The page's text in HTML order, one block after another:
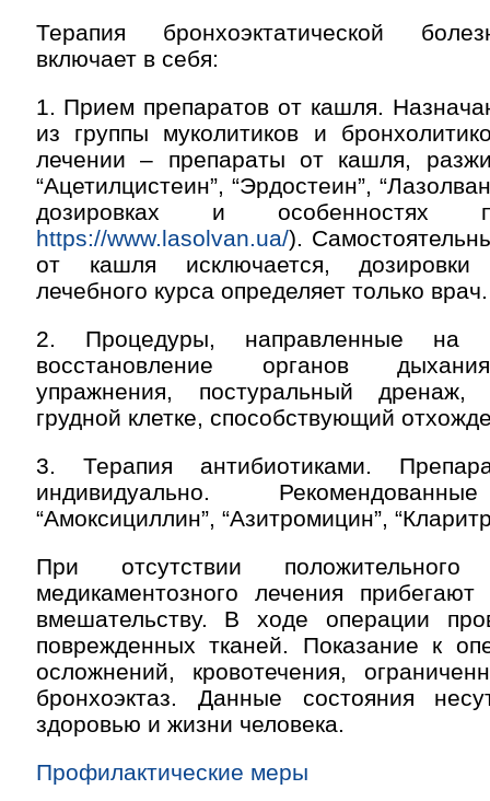
Терапия бронхоэктатической
включает в себя:
1. Прием препаратов от кашля.
из группы муколитиков и
лечении – препараты от кашля,
“Ацетилцистеин”, “Эрдостеин”,
дозировках и особенностях
https://www.lasolvan.ua/).
от кашля исключается, дозировки
лечебного курса определяет только врач.
2. Процедуры, направленные на
восстановление органов
упражнения, постуральный дренаж,
грудной клетке, способствующий
3. Терапия антибиотиками.
индивидуально.
“Амоксициллин”, “Азитромицин”,
При отсутствии
медикаментозного лечения прибегают
вмешательству. В ходе операции
поврежденных тканей. Показание к
осложнений, кровотечения,
бронхоэктаз. Данные состояния
здоровью и жизни человека.
Профилактические меры